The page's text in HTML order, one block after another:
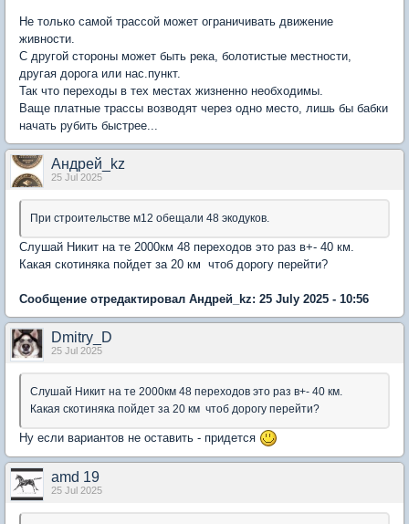
Не только самой трассой может ограничивать движение
живности.
С другой стороны может быть река, болотистые местности,
другая дорога или нас.пункт.
Так что переходы в тех местах жизненно необходимы.
Ваще платные трассы возводят через одно место, лишь бы бабки
начать рубить быстрее...
Андрей_kz
25 Jul 2025
При строительстве м12 обещали 48 экодуков.
Слушай Никит на те 2000км 48 переходов это раз в+- 40 км.
Какая скотиняка пойдет за 20 км чтоб дорогу перейти?
Сообщение отредактировал Андрей_kz: 25 July 2025 - 10:56
Dmitry_D
25 Jul 2025
Слушай Никит на те 2000км 48 переходов это раз в+- 40 км.
Какая скотиняка пойдет за 20 км чтоб дорогу перейти?
Ну если вариантов не оставить - придется
amd 19
25 Jul 2025